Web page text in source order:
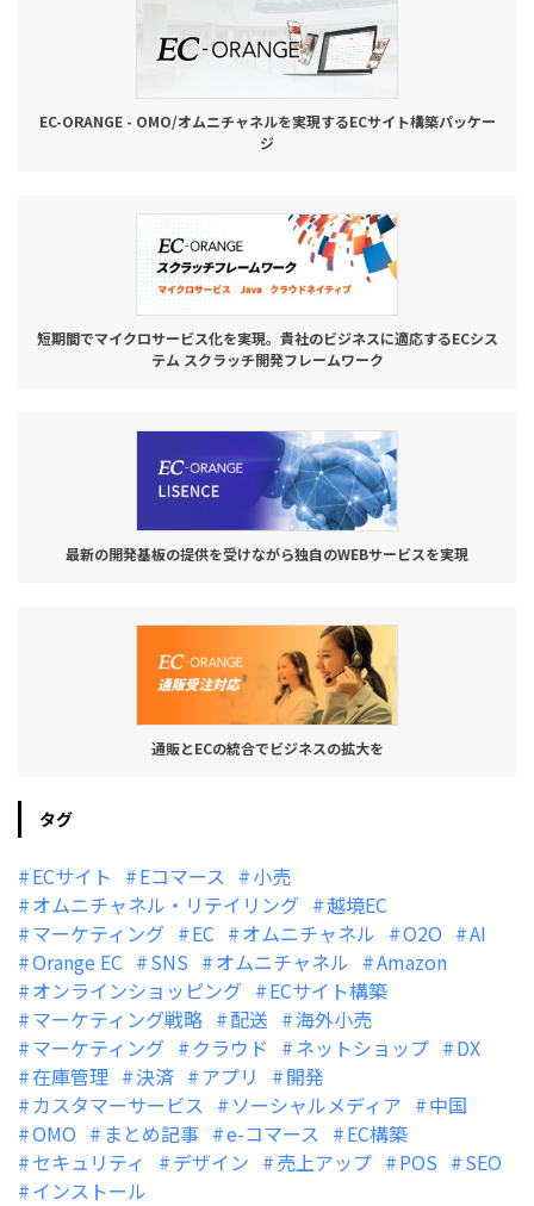
EC-ORANGE - OMO/オムニチャネルを実現するECサイト構築パッケー
ジ
短期間でマイクロサービス化を実現。貴社のビジネスに適応するECシス
テム スクラッチ開発フレームワーク
最新の開発基板の提供を受けながら独自のWEBサービスを実現
通販とECの統合でビジネスの拡大を
タグ
ECサイト Eコマース
小売
オムニチャネル・リテイリング
越境EC
マーケティング
EC オムニチャネル O2O
AI
Orange EC
SNS オムニチャネル
Amazon
オンラインショッピング
ECサイト構築
マーケティング戦略
配送
海外小売
マーケティング
クラウド ネットショップ
DX
在庫管理
決済 アプリ
開発
カスタマーサービス
ソーシャルメディア
中国
OMO
まとめ記事 e-コマース
EC構築
セキュリティ
デザイン 売上アップ POS
SEO
インストール